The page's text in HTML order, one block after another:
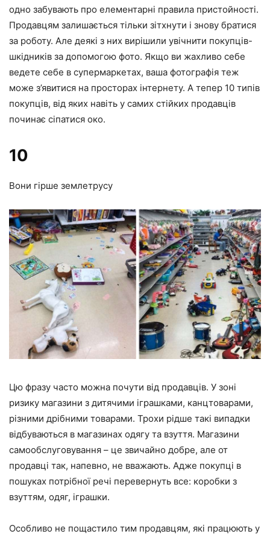
одно забувають про елементарні правила пристойності.
Продавцям залишається тільки зітхнути і знову братися
за роботу. Але деякі з них вирішили увічнити покупців-
шкідників за допомогою фото. Якщо ви жахливо себе
ведете себе в супермаркетах, ваша фотографія теж
може з’явитися на просторах інтернету. А тепер 10 типів
покупців, від яких навіть у самих стійких продавців
починає сіпатися око.
10
Вони гірше землетрусу
Цю фразу часто можна почути від продавців. У зоні
ризику магазини з дитячими іграшками, канцтоварами,
різними дрібними товарами. Трохи рідше такі випадки
відбуваються в магазинах одягу та взуття. Магазини
самообслуговування – це звичайно добре, але от
продавці так, напевно, не вважають. Адже покупці в
пошуках потрібної речі перевернуть все: коробки з
взуттям, одяг, іграшки.
Особливо не пощастило тим продавцям, які працюють у